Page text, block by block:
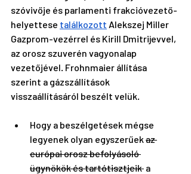
szóvivője és parlamenti frakcióvezető-
helyettese találkozott Alekszej Miller
Gazprom-vezérrel és Kirill Dmitrijevvel,
az orosz szuverén vagyonalap
vezetőjével. Frohnmaier állítása
szerint a gázszállítások
visszaállításáról beszélt velük.
Hogy a beszélgetések mégse
legyenek olyan egyszerűek az
európai orosz befolyásoló
ügynökök és tartótisztjeik a